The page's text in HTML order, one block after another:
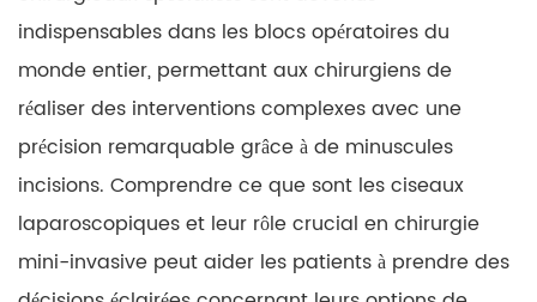
indispensables dans les blocs opératoires du
monde entier, permettant aux chirurgiens de
réaliser des interventions complexes avec une
précision remarquable grâce à de minuscules
incisions. Comprendre ce que sont les ciseaux
laparoscopiques et leur rôle crucial en chirurgie
mini-invasive peut aider les patients à prendre des